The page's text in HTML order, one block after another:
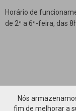
Horário de
de 2ª a 6ª-feira, das
Nós
fim de melhorar a